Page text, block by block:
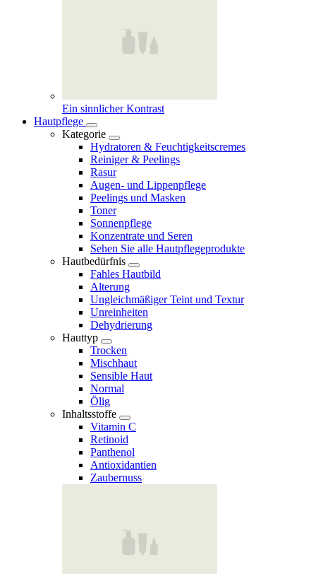
Ein sinnlicher Kontrast
Hautpflege
Kategorie
Hydratoren & Feuchtigkeitscremes
Reiniger & Peelings
Rasur
Augen- und Lippenpflege
Peelings und Masken
Toner
Sonnenpflege
Konzentrate und Seren
Sehen Sie alle Hautpflegeprodukte
Hautbedürfnis
Fahles Hautbild
Alterung
Ungleichmäßiger Teint und Textur
Unreinheiten
Dehydrierung
Hauttyp
Trocken
Mischhaut
Sensible Haut
Normal
Ölig
Inhaltsstoffe
Vitamin C
Retinoid
Panthenol
Antioxidantien
Zaubernuss